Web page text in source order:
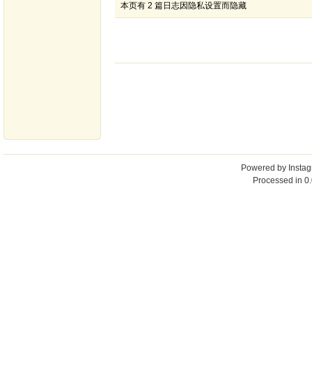
本页有 2 篇日志因隐私设置而隐藏
Powered by
Processed in